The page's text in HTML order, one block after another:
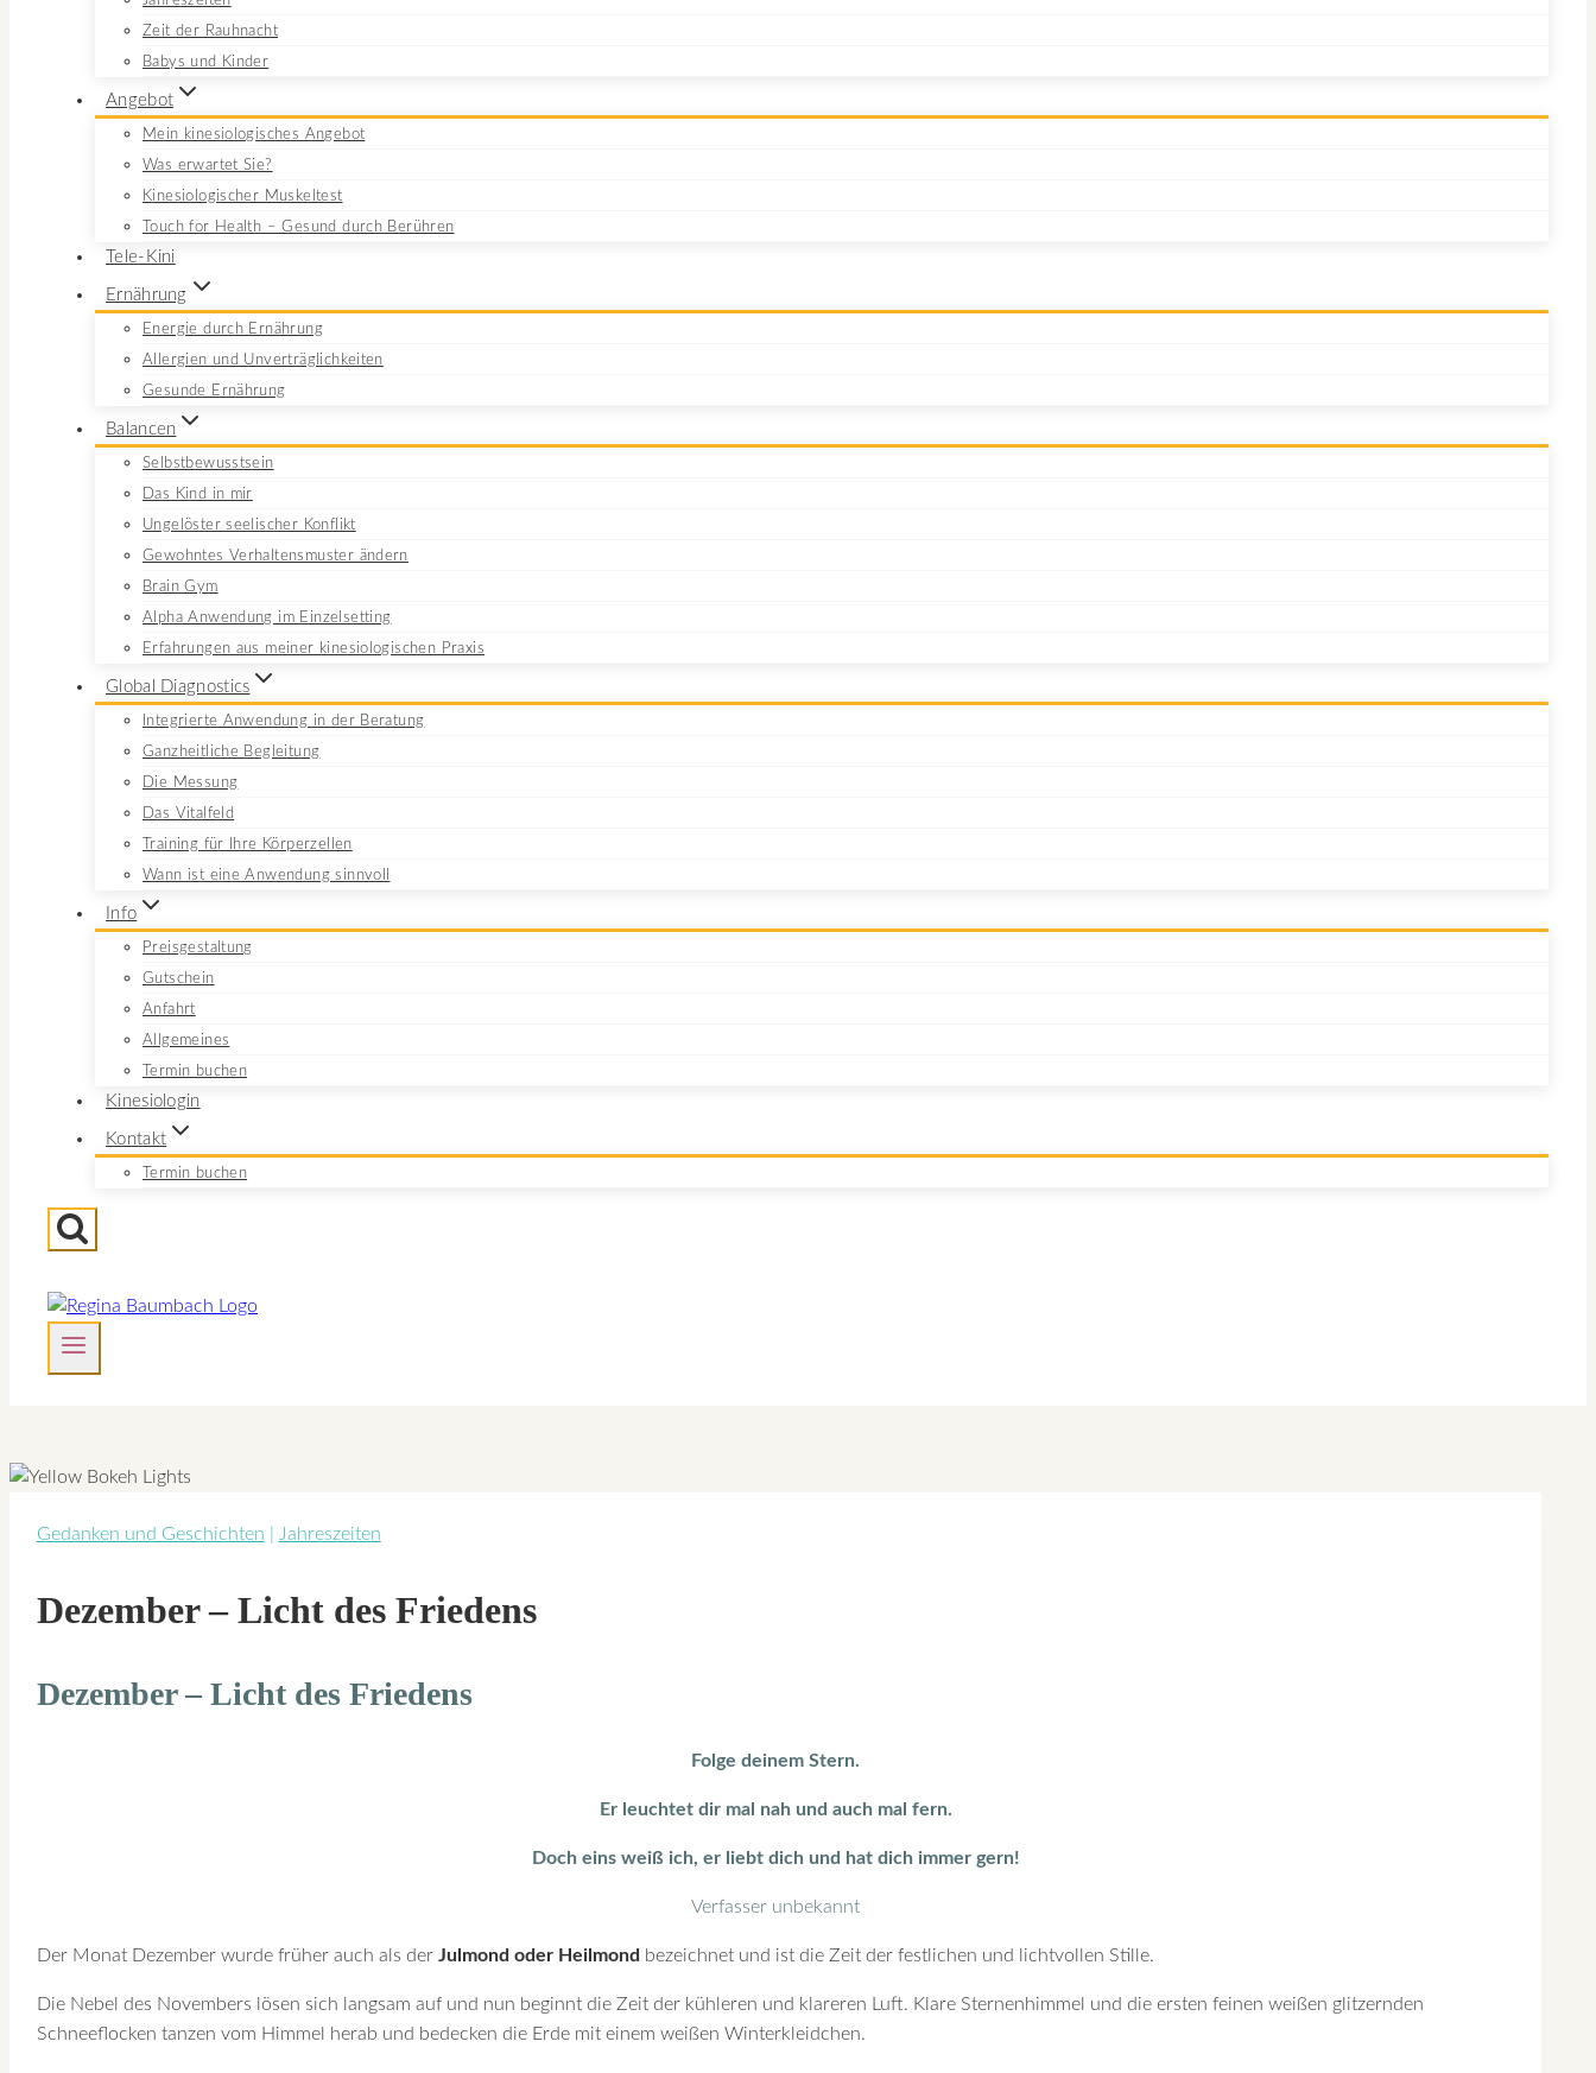
Zeit der Rauhnacht
Babys und Kinder
Angebot
Mein kinesiologisches Angebot
Was erwartet Sie?
Kinesiologischer Muskeltest
Touch for Health – Gesund durch Berühren
Tele-Kini
Ernährung
Energie durch Ernährung
Allergien und Unverträglichkeiten
Gesunde Ernährung
Balancen
Selbstbewusstsein
Das Kind in mir
Ungelöster seelischer Konflikt
Gewohntes Verhaltensmuster ändern
Brain Gym
Alpha Anwendung im Einzelsetting
Erfahrungen aus meiner kinesiologischen Praxis
Global Diagnostics
Integrierte Anwendung in der Beratung
Ganzheitliche Begleitung
Die Messung
Das Vitalfeld
Training für Ihre Körperzellen
Wann ist eine Anwendung sinnvoll
Info
Preisgestaltung
Gutschein
Anfahrt
Allgemeines
Termin buchen
Kinesiologin
Kontakt
Termin buchen
Gedanken und Geschichten Jahreszeiten
Dezember – Licht des Friedens
Dezember – Licht des Friedens
Folge deinem Stern.
Er leuchtet dir mal nah und auch mal fern.
Doch eins weiß ich, er liebt dich und hat dich immer gern!
Verfasser unbekannt
Der Monat Dezember wurde früher auch als der Julmond oder Heilmond bezeichnet und ist die Zeit der festlichen und lichtvollen Stille.
Die Nebel des Novembers lösen sich langsam auf und nun beginnt die Zeit der kühleren und klareren Luft. Klare Sternenhimmel und die ersten feinen weißen glitzernden
Schneeflocken tanzen vom Himmel herab und bedecken die Erde mit einem weißen Winterkleidchen.